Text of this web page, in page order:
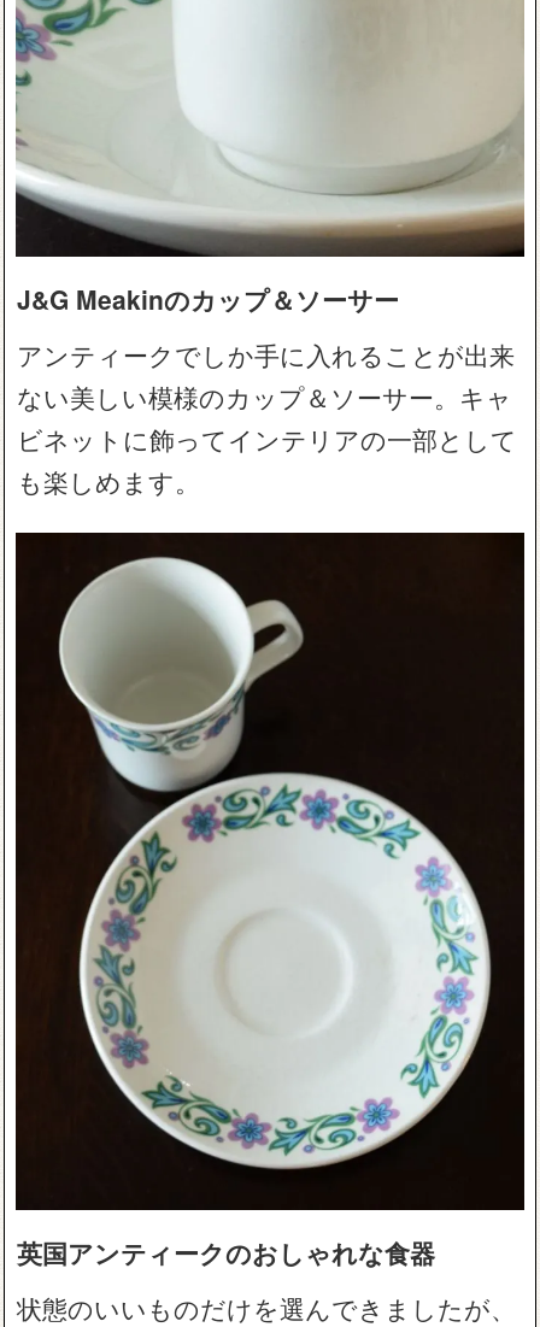
J&G Meakinのカップ＆ソーサー
アンティークでしか手に入れることが出来
ない美しい模様のカップ＆ソーサー。キャ
ビネットに飾ってインテリアの一部として
も楽しめます。
英国アンティークのおしゃれな食器
状態のいいものだけを選んできましたが、